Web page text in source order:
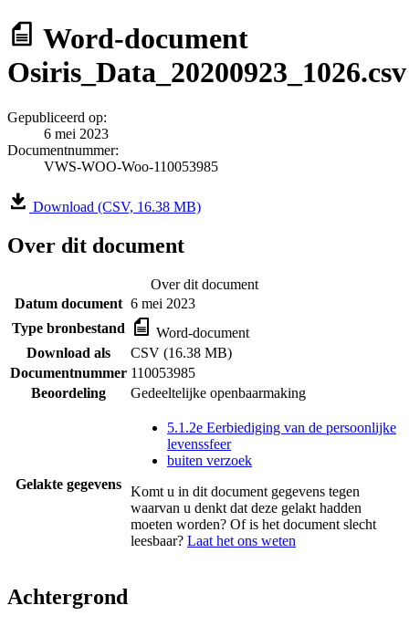
Word-document
Osiris_Data_20200923_1026.csv
Gepubliceerd op:
6 mei 2023
Documentnummer:
VWS-WOO-Woo-110053985
Download (CSV, 16.38 MB)
Over dit document
Over dit document
Datum document 6 mei 2023
Type bronbestand
Word-document
Download als
CSV (16.38 MB)
Documentnummer 110053985
Beoordeling
Gedeeltelijke openbaarmaking
Gelakte gegevens
5.1.2e Eerbiediging van de persoonlijke
levenssfeer
buiten verzoek
Komt u in dit document gegevens tegen
waarvan u denkt dat deze gelakt hadden
moeten worden? Of is het document slecht
leesbaar? Laat het ons weten
Achtergrond